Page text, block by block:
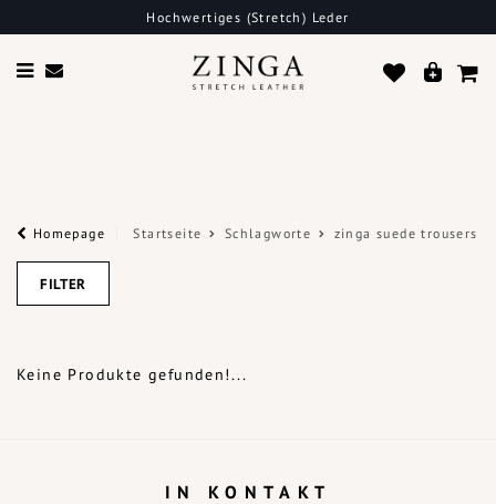
Hochwertiges (Stretch) Leder
Homepage Startseite Schlagworte zinga suede trousers
FILTER
Keine Produkte gefunden!...
IN KONTAKT